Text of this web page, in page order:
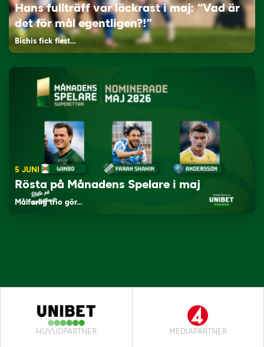
Hans fullträff var läckrast i maj: “Vad är
det för mål egentligen?!”
Bichis fick flest…
5 JUNI
Rösta på Månadens Spelare i maj
Målfarlig trio gör…
HUVUDPARTNER MEDIAPARTNER